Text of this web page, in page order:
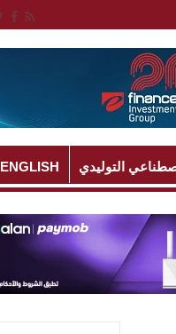
التوليدي ENGLISH